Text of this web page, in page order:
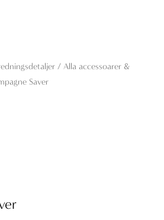
/ Alla accessoarer &
Saver